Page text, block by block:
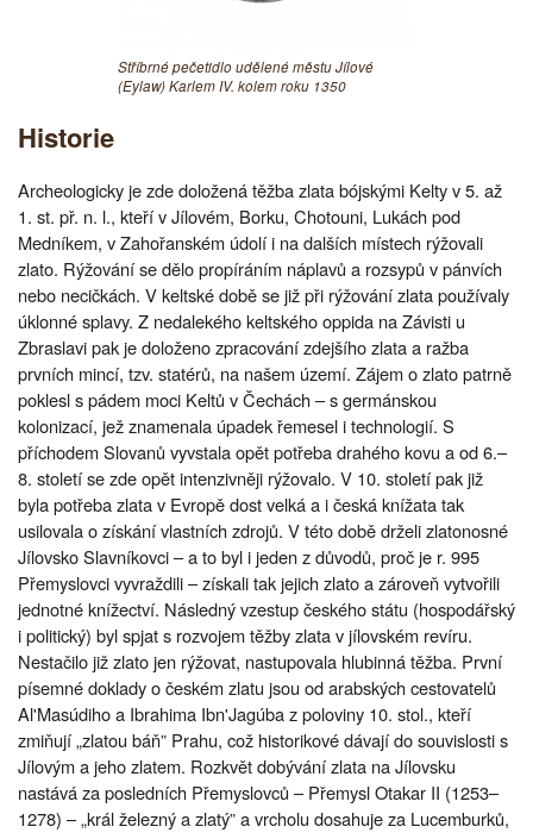
Stříbrné pečetidlo udělené městu Jílové
(Eylaw) Karlem IV. kolem roku 1350
Historie
Archeologicky je zde doložená těžba zlata bójskými Kelty v 5. až
1. st. př. n. l., kteří v Jílovém, Borku, Chotouni, Lukách pod
Medníkem, v Zahořanském údolí i na dalších místech rýžovali
zlato. Rýžování se dělo propíráním náplavů a rozsypů v pánvích
nebo necičkách. V keltské době se již při rýžování zlata používaly
úklonné splavy. Z nedalekého keltského oppida na Závisti u
Zbraslavi pak je doloženo zpracování zdejšího zlata a ražba
prvních mincí, tzv. statérů, na našem území. Zájem o zlato patrně
poklesl s pádem moci Keltů v Čechách – s germánskou
kolonizací, jež znamenala úpadek řemesel i technologií. S
příchodem Slovanů vyvstala opět potřeba drahého kovu a od 6.–
8. století se zde opět intenzivněji rýžovalo. V 10. století pak již
byla potřeba zlata v Evropě dost velká a i česká knížata tak
usilovala o získání vlastních zdrojů. V této době drželi zlatonosné
Jílovsko Slavníkovci – a to byl i jeden z důvodů, proč je r. 995
Přemyslovci vyvraždili – získali tak jejich zlato a zároveň vytvořili
jednotné knížectví. Následný vzestup českého státu (hospodářský
i politický) byl spjat s rozvojem těžby zlata v jílovském revíru.
Nestačilo již zlato jen rýžovat, nastupovala hlubinná těžba. První
písemné doklady o českém zlatu jsou od arabských cestovatelů
Al'Masúdiho a Ibrahima Ibn'Jagúba z poloviny 10. stol., kteří
zmiňují „zlatou báň” Prahu, což historikové dávají do souvislosti s
Jílovým a jeho zlatem. Rozkvět dobývání zlata na Jílovsku
nastává za posledních Přemyslovců – Přemysl Otakar II (1253–
1278) – „král železný a zlatý” a vrcholu dosahuje za Lucemburků,